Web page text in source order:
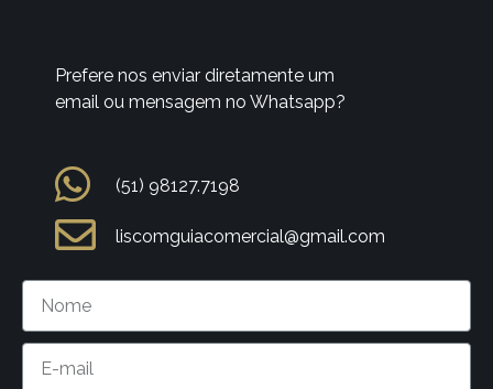
Prefere nos enviar diretamente um
email ou mensagem no Whatsapp?
(51) 98127.7198
liscomguiacomercial@gmail.com